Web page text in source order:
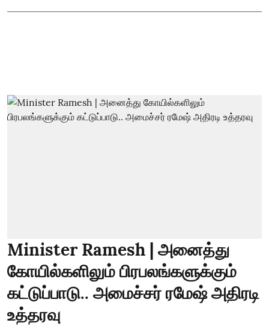
Minister Ramesh | அனைத்து
கோயில்களிலும் பிரபலங்களுக்கும்
கட்டுப்பாடு.. அமைச்சர் ரமேஷ் அதிரடி
உத்தரவு